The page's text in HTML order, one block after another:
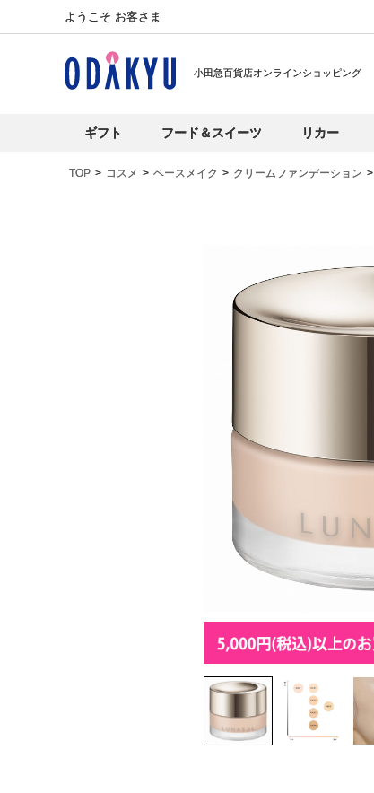
ようこそ お客さま
小田急百貨店オンラインショッピング
ギフト フード＆スイーツ リカー
TOP コスメ ベースメイク クリームファンデーション